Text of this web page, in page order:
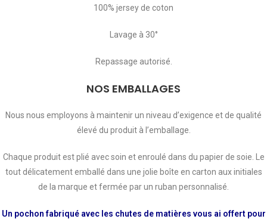
100% jersey de coton
Lavage à 30°
Repassage autorisé.
NOS EMBALLAGES
Nous nous employons à maintenir un niveau d’exigence et de qualité
élevé du produit à l’emballage.
Chaque produit est plié avec soin et enroulé dans du papier de soie. Le
tout délicatement emballé dans une jolie boîte en carton aux initiales
de la marque et fermée par un ruban personnalisé.
Un pochon fabriqué avec les chutes de matières vous ai offert pour